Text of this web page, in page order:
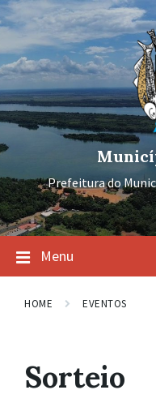
Ir
para
conteúdo
Pular
para
navegação
principal
Pular
para
rodapé
Prefeitura do
Menu
HOME EVENTOS
Sorteio